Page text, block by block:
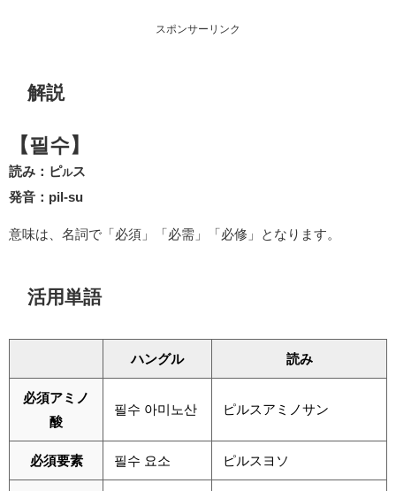
スポンサーリンク
解説
【필수】
読み：ピルス
発音：pil-su
意味は、名詞で「必須」「必需」「必修」となります。
活用単語
ハングル 読み
必須アミノ
酸
필수 아미노산 ピルスアミノサン
必須要素 필수 요소 ピルスヨソ